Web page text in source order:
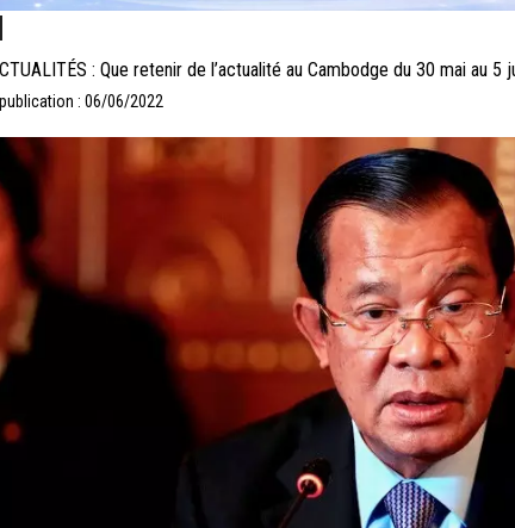
: Que retenir de l’actualité au Cambodge du 30 mai au 5
: 06/06/2022